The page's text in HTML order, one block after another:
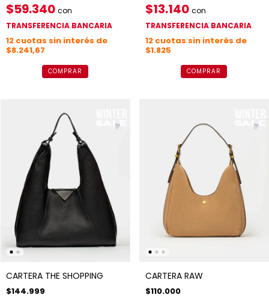
$59.340 con
TRANSFERENCIA BANCARIA
12 cuotas sin interés de
$8.241,67
COMPRAR
$13.140 con
TRANSFERENCIA BANCARIA
12 cuotas sin interés de
$1.825
COMPRAR
CARTERA THE SHOPPING
$144.999
CARTERA RAW
$110.000